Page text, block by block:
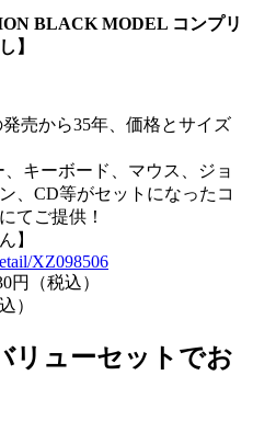
BLACK MODEL コンプリ
】
発売から35年、価格とサイズ
キーボード、マウス、ジョ
、CD等がセットになったコ
てご提供！
】
XZ098506
円（税込）
）
リューセットでお